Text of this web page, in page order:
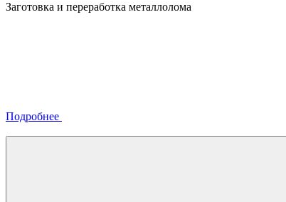
Заготовка и переработка металлолома
Подробнее